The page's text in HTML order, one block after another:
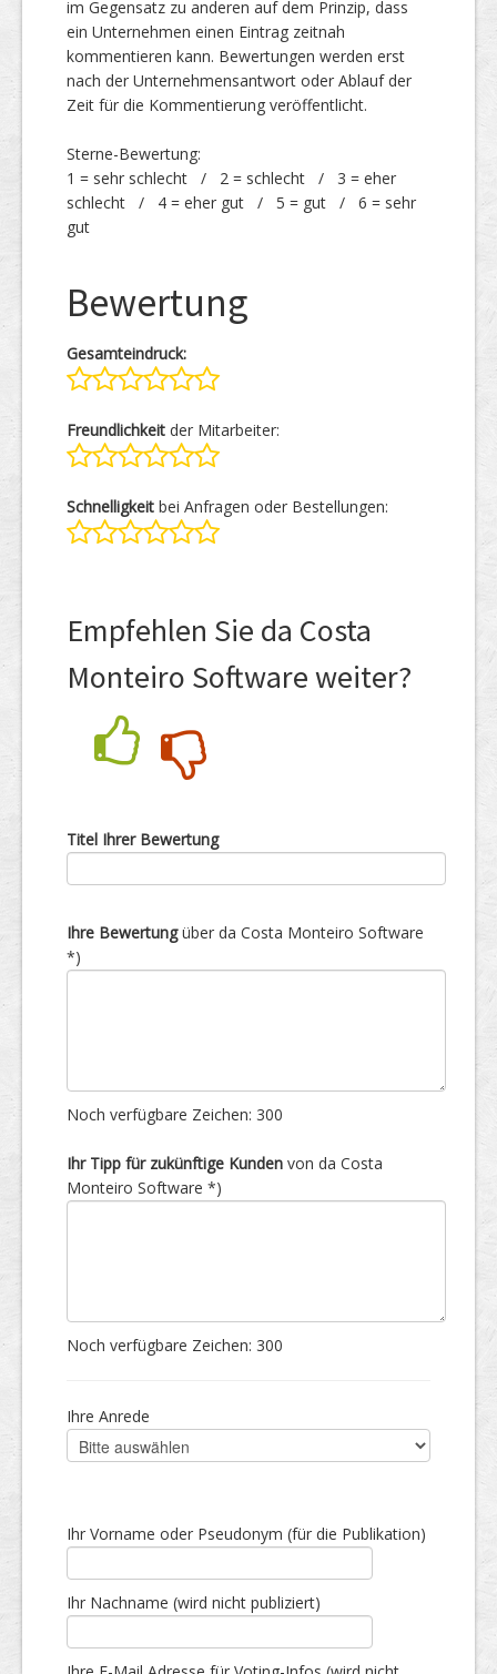
im Gegensatz zu anderen auf dem Prinzip, dass
ein Unternehmen einen Eintrag zeitnah
kommentieren kann. Bewertungen werden erst
nach der Unternehmensantwort oder Ablauf der
Zeit für die Kommentierung veröffentlicht.
Sterne-Bewertung:
1 = sehr schlecht / 2 = schlecht / 3 = eher
schlecht / 4 = eher gut / 5 = gut / 6 = sehr
gut
Bewertung
Gesamteindruck:
Freundlichkeit der Mitarbeiter:
Schnelligkeit bei Anfragen oder Bestellungen:
Empfehlen Sie da Costa
Monteiro Software weiter?
Titel Ihrer Bewertung
Ihre Bewertungüber da Costa Monteiro Software
*)
Noch verfügbare Zeichen: 300
Ihr Tipp für zukünftige Kunden von da Costa
Monteiro Software *)
Noch verfügbare Zeichen: 300
Ihre Anrede
Ihr Vorname oder Pseudonym (für die Publikation)
Ihr Nachname (wird nicht publiziert)